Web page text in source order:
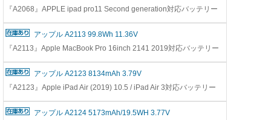
『A2068』APPLE ipad pro11 Second generation対応バッテリー
アップル A2113 99.8Wh 11.36V
『A2113』Apple MacBook Pro 16inch 2141 2019対応バッテリー
アップル A2123 8134mAh 3.79V
『A2123』Apple iPad Air (2019) 10.5 / iPad Air 3対応バッテリー
アップル A2124 5173mAh/19.5WH 3.77V